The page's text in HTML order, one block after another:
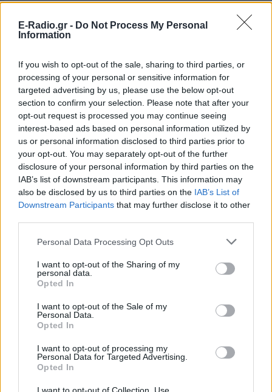
E-Radio.gr - Do Not Process My Personal
Information
If you wish to opt-out of the sale, sharing to third parties, or
processing of your personal or sensitive information for
targeted advertising by us, please use the below opt-out
section to confirm your selection. Please note that after your
opt-out request is processed you may continue seeing
interest-based ads based on personal information utilized by
us or personal information disclosed to third parties prior to
your opt-out. You may separately opt-out of the further
disclosure of your personal information by third parties on the
IAB’s list of downstream participants. This information may
also be disclosed by us to third parties on the IAB’s List of
Downstream Participants that may further disclose it to other
Personal Data Processing Opt Outs
I want to opt-out of the Sharing of my
personal data.
Opted In
I want to opt-out of the Sale of my
Personal Data.
Opted In
I want to opt-out of processing my
Personal Data for Targeted Advertising.
Opted In
και μάθετε πρώτοι τα πιο hot νέα.
ειδήσεων του E-Daily.gr
Ακολουθήστε το E-Radio.gr και στο Instagram
ΔΙΑΦΗΜΙΣΗ